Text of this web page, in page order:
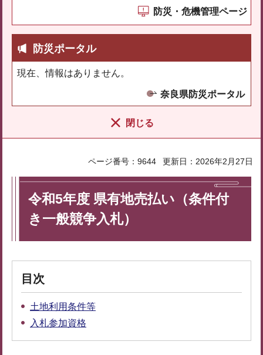
防災・危機管理ページ
防災ポータル
現在、情報はありません。
奈良県防災ポータル
閉じる
ページ番号：9644 更新日：2026年2月27日
令和5年度 県有地売払い（条件付
き一般競争入札）
目次
土地利用条件等
入札参加資格